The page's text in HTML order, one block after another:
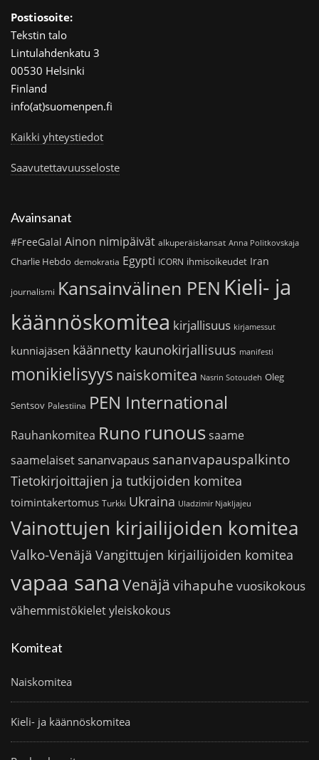
Postiosoite:
Tekstin talo
Lintulahdenkatu 3
00530 Helsinki
Finland
info(at)suomenpen.fi
Kaikki yhteystiedot
Saavutettavuusseloste
Avainsanat
#FreeGalal Ainon nimipäivät alkuperäiskansat Anna Politkovskaja
Charlie Hebdo demokratia Egypti ICORN ihmisoikeudet Iran
journalismi Kansainvälinen PEN Kieli- ja
käännöskomitea kirjallisuus kirjamessut
kunniajäsen käännetty kaunokirjallisuus manifesti
monikielisyys naiskomitea Nasrin Sotoudeh Oleg
Sentsov Palestiina PEN International
Rauhankomitea Runo runoussaame
saamelaiset sananvapaus sananvapauspalkinto
Tietokirjoittajien ja tutkijoiden komitea
toimintakertomus Turkki Ukraina Uladzimir Njakljajeu
Vainottujen kirjailijoiden komitea
Valko-Venäjä Vangittujen kirjailijoiden komitea
vapaa sana Venäjä vihapuhe vuosikokous
vähemmistökieletyleiskokous
Komiteat
Naiskomitea
Kieli- ja käännöskomitea